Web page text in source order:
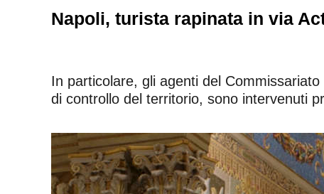
Napoli, turista rapinata in via
In particolare, gli agenti del
di controllo del territorio, sono intervenuti